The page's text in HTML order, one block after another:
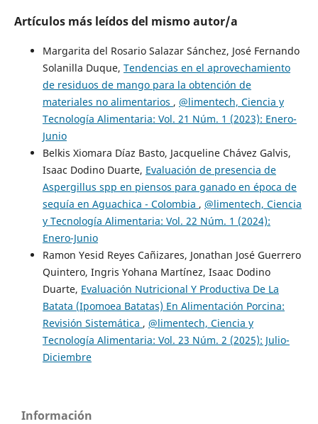
Artículos más leídos del mismo autor/a
Margarita del Rosario Salazar Sánchez, José Fernando
Solanilla Duque, Tendencias en el aprovechamiento
de residuos de mango para la obtención de
materiales no alimentarios , @limentech, Ciencia y
Tecnología Alimentaria: Vol. 21 Núm. 1 (2023): Enero-
Junio
Belkis Xiomara Díaz Basto, Jacqueline Chávez Galvis,
Isaac Dodino Duarte, Evaluación de presencia de
Aspergillus spp en piensos para ganado en época de
sequía en Aguachica - Colombia , @limentech, Ciencia
y Tecnología Alimentaria: Vol. 22 Núm. 1 (2024):
Enero-Junio
Ramon Yesid Reyes Cañizares, Jonathan José Guerrero
Quintero, Ingris Yohana Martínez, Isaac Dodino
Duarte, Evaluación Nutricional Y Productiva De La
Batata (Ipomoea Batatas) En Alimentación Porcina:
Revisión Sistemática , @limentech, Ciencia y
Tecnología Alimentaria: Vol. 23 Núm. 2 (2025): Julio-
Diciembre
Información